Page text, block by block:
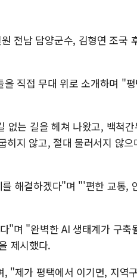
전남 담양군수, 김형연 조국
직접 무대 위로 소개하며 "
는 길을 헤쳐 나왔고, 백척
지 않고, 절대 물러서지 않으
해결하겠다"며 "'편한 교통,
"며 "완벽한 AI 생태계가 구축
제시했다.
"제가 평택에서 이기면, 지역